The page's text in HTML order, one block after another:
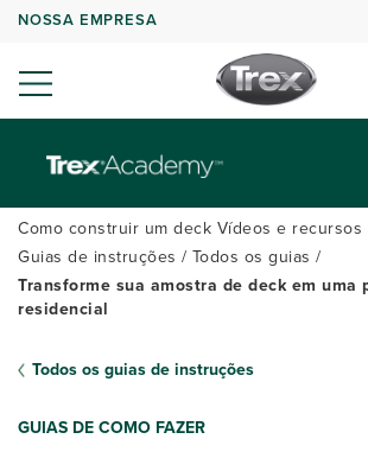
NOSSA EMPRESA
Como construir um deck Vídeos e recursos
Guias de instruções
Todos os guias
Transforme sua amostra de deck em uma
residencial
Todos os guias de instruções
GUIAS DE COMO FAZER